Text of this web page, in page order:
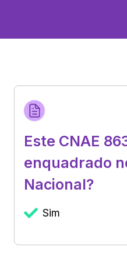
Este CNAE
enquadrado
Nacional?
Sim